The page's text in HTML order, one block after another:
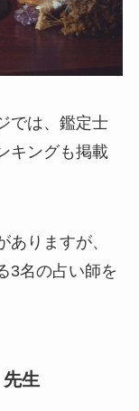
では、鑑定士
キングも掲載
りますが、
3名の占い師を
生